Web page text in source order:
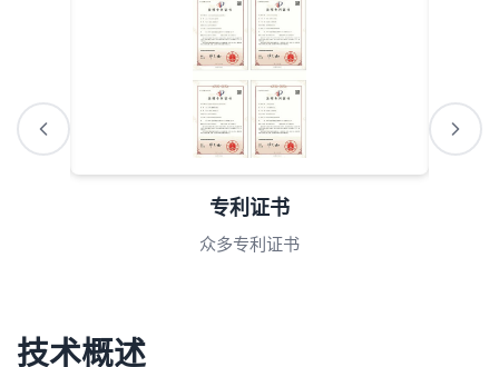
专利证书
众多专利证书
技术概述